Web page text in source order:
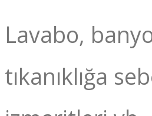
Lavabo,
tıkanıklığa